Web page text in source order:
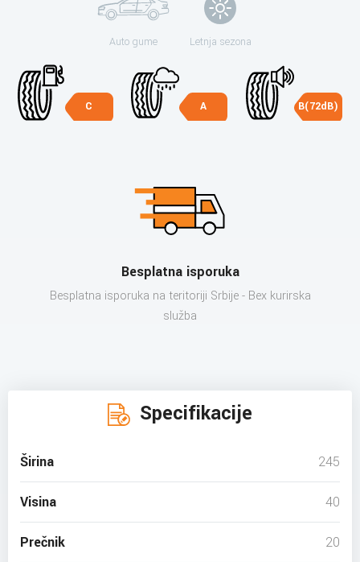
Auto gume Letnja sezona
C A B(72dB)
Besplatna isporuka
Besplatna isporuka na teritoriji Srbije - Bex kurirska
služba
Specifikacije
Širina 245
Visina 40
Prečnik 20